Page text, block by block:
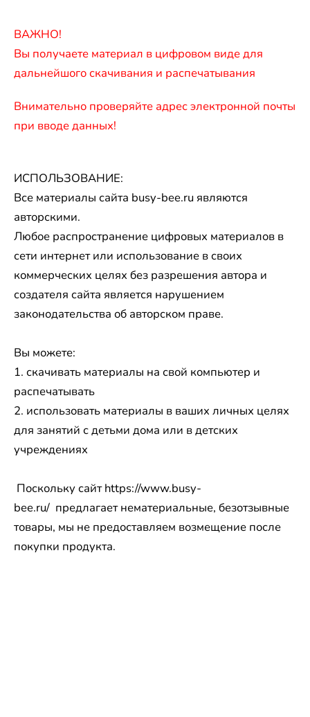
ВАЖНО!
Вы получаете материал в цифровом виде для
дальнейшого скачивания и распечатывания​
Внимательно проверяйте адрес электронной почты
при вводе данных!
ИСПОЛЬЗОВАНИЕ:
Все материалы сайта busy-bee.ru являются
авторскими.
Любое распространение цифровых материалов в
сети интернет или использование в своих
коммерческих целях без разрешения автора и
создателя сайта является нарушением
законодательства об авторском праве.
Вы можете:
1. скачивать материалы на свой компьютер и
распечатывать
2. использовать материалы в ваших личных целях
для занятий с детьми дома или в детских
учреждениях
Поскольку сайт https://www.busy-
bee.ru/ предлагает нематериальные, безотзывные
товары, мы не предоставляем возмещение после
покупки продукта.